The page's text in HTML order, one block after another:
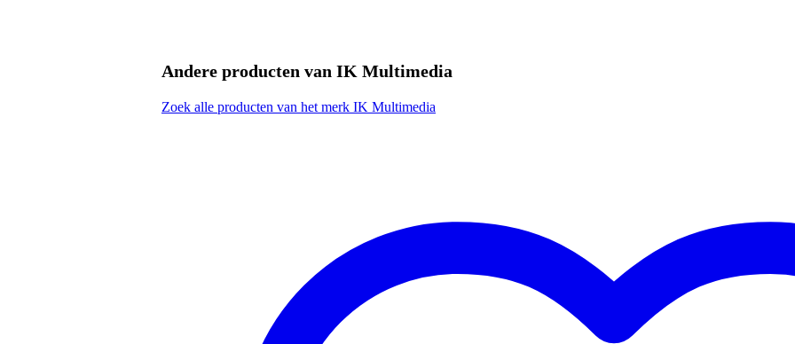
iKlip Xpand
eigenschappen iKlip Xpand:
ideaal voor gebruik met apps en bladmuziek of tekst
licht van gewicht, voor stabiele montage
instelbaar in vele posities dankzij kogelgewricht
360 graden draaibaar, voor horizontale en verticale apps
ontworpen en gemaakt in Italië
vervaardigd van stevig thermoplast
gewicht: 230 gr
Andere producten van IK Multimedia
Zoek alle producten van het merk IK Multimedia